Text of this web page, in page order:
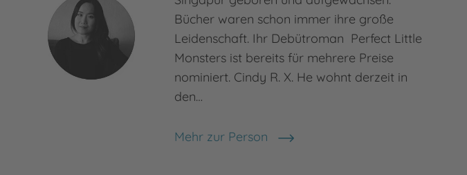
Bücher waren schon immer ihre große
Leidenschaft. Ihr Debütroman Perfect Little
Monsters ist bereits für mehrere Preise
nominiert. Cindy R. X. He wohnt derzeit in
den…
Mehr zur Person
Cindy R. X. He